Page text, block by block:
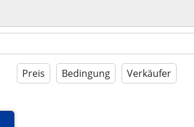
Preis Bedingung Verkäufer